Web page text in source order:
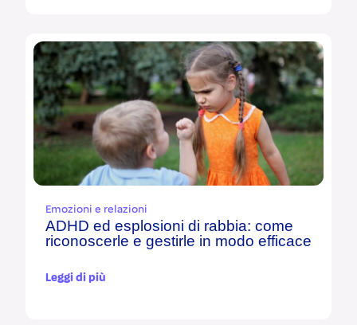
Emozioni e relazioni
ADHD ed esplosioni di rabbia: come
riconoscerle e gestirle in modo efficace
Leggi di più